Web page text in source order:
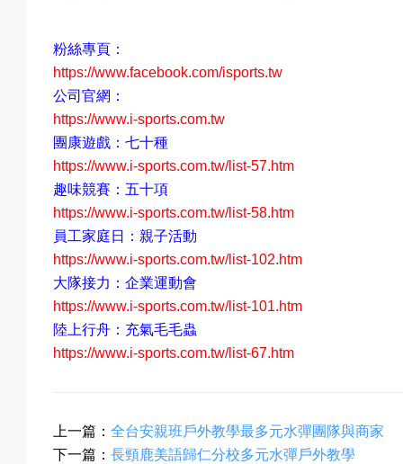
粉絲專頁：
https://www.facebook.com/isports.tw
公司官網：
https://www.i-sports.com.tw
團康遊戲：七十種
https://www.i-sports.com.tw/list-57.htm
趣味競賽：五十項
https://www.i-sports.com.tw/list-58.htm
員工家庭日：親子活動
https://www.i-sports.com.tw/list-102.htm
大隊接力：企業運動會
https://www.i-sports.com.tw/list-101.htm
陸上行舟：充氣毛毛蟲
https://www.i-sports.com.tw/list-67.htm
上一篇：全台安親班戶外教學最多元水彈團隊與商家
下一篇：長頸鹿美語歸仁分校多元水彈戶外教學